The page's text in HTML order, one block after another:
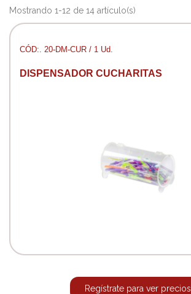
Mostrando 1-12 de 14 artículo(s)
CÓD:. 20-DM-CUR / 1 Ud.
DISPENSADOR CUCHARITAS
Regístrate para ver precios